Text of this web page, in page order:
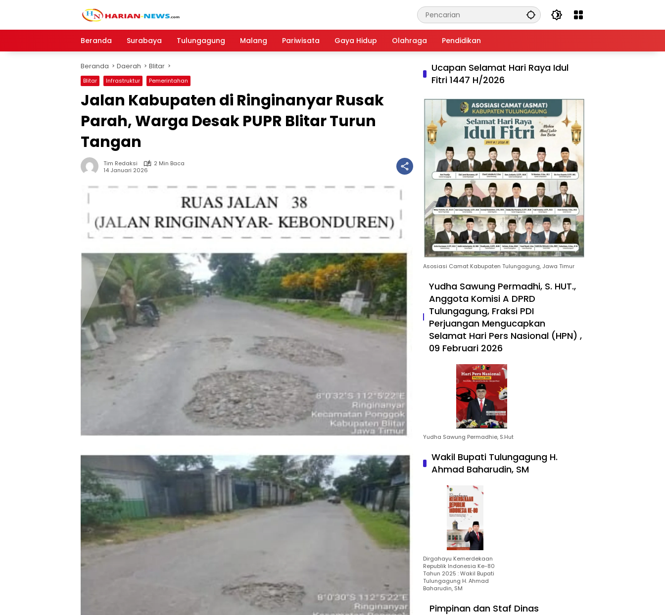
Beranda
Surabaya Tulungagung Malang Pariwisata Gaya Hidup Olahraga Pendidikan
Beranda Daerah Blitar
Blitar Infrastruktur Pemerintahan
Jalan Kabupaten di Ringinanyar Rusak
Parah, Warga Desak PUPR Blitar Turun
Tangan
Tim Redaksi
2 Min Baca
14 Januari 2026
Ucapan Selamat Hari Raya Idul
Fitri 1447 H/2026
Asosiasi Camat Kabupaten Tulungagung, Jawa Timur
Yudha Sawung Permadhi, S. HUT.,
Anggota Komisi A DPRD
Tulungagung, Fraksi PDI
Perjuangan Mengucapkan
Selamat Hari Pers Nasional (HPN) ,
09 Februari 2026
Yudha Sawung Permadhie, S.Hut
Wakil Bupati Tulungagung H.
Ahmad Baharudin, SM
Dirgahayu Kemerdekaan
Republik Indonesia Ke-80
Tahun 2025 : Wakil Bupati
Tulungagung H. Ahmad
Baharudin, SM
Pimpinan dan Staf Dinas